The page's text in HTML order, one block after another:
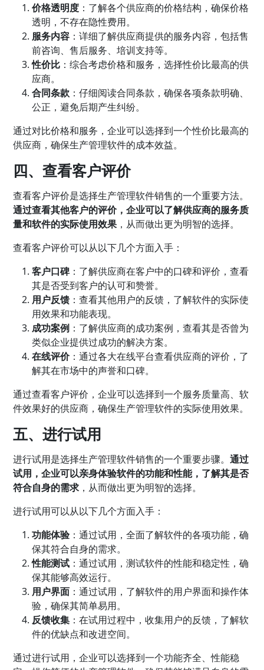
价格透明度 ：了解各个供应商的价格结构，确保价格
透明，不存在隐性费用。
服务内容 ：详细了解供应商提供的服务内容，包括售
前咨询、售后服务、培训支持等。
性价比 ：综合考虑价格和服务，选择性价比最高的供
应商。
合同条款 ：仔细阅读合同条款，确保各项条款明确、
公正，避免后期产生纠纷。
通过对比价格和服务，企业可以选择到一个性价比最高的
供应商，确保生产管理软件的成本效益。
四、查看客户评价
查看客户评价是选择生产管理软件销售的一个重要方法。
通过查看其他客户的评价，企业可以了解供应商的服务质
量和软件的实际使用效果 ，从而做出更为明智的选择。
查看客户评价可以从以下几个方面入手：
客户口碑：了解供应商在客户中的口碑和评价，查看
其是否受到客户的认可和赞誉。
用户反馈 ：查看其他用户的反馈，了解软件的实际使
用效果和功能表现。
成功案例 ：了解供应商的成功案例，查看其是否曾为
类似企业提供过成功的解决方案。
在线评价：通过各大在线平台查看供应商的评价，了
解其在市场中的声誉和口碑。
通过查看客户评价，企业可以选择到一个服务质量高、软
件效果好的供应商，确保生产管理软件的实际使用效果。
五、进行试用
进行试用是选择生产管理软件销售的一个重要步骤。通过
试用，企业可以亲身体验软件的功能和性能，了解其是否
符合自身的需求 ，从而做出更为明智的选择。
进行试用可以从以下几个方面入手：
功能体验：通过试用，全面了解软件的各项功能，确
保其符合自身的需求。
性能测试 ：通过试用，测试软件的性能和稳定性，确
保其能够高效运行。
用户界面 ：通过试用，了解软件的用户界面和操作体
验，确保其简单易用。
反馈收集 ：在试用过程中，收集用户的反馈，了解软
件的优缺点和改进空间。
通过进行试用，企业可以选择到一个功能齐全、性能稳